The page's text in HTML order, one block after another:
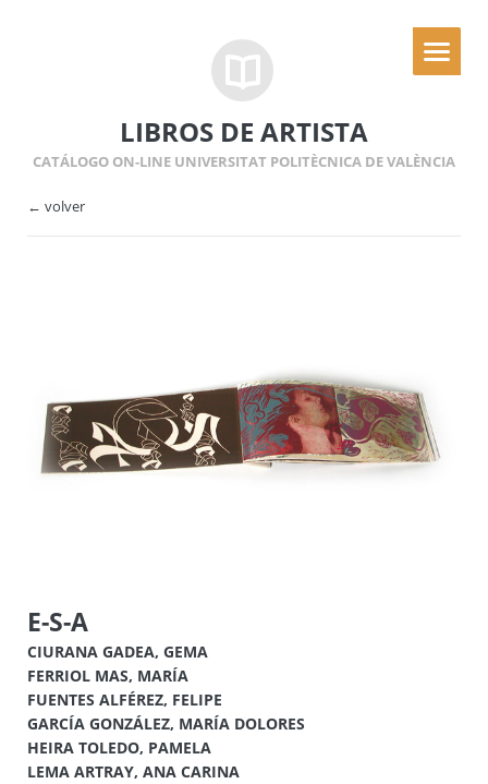
LIBROS DE ARTISTA
CATÁLOGO ON-LINE UNIVERSITAT POLITÈCNICA DE VALÈNCIA
← volver
E-S-A
CIURANA GADEA, GEMA
FERRIOL MAS, MARÍA
FUENTES ALFÉREZ, FELIPE
GARCÍA GONZÁLEZ, MARÍA DOLORES
HEIRA TOLEDO, PAMELA
LEMA ARTRAY, ANA CARINA